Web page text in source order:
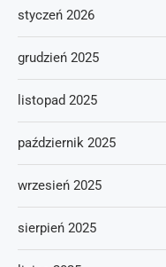
styczeń 2026
grudzień 2025
listopad 2025
październik 2025
wrzesień 2025
sierpień 2025